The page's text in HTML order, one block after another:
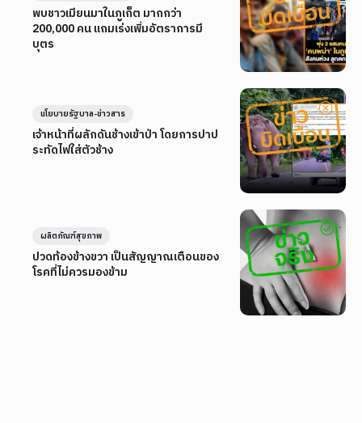
พบชาวเมียนมาในภูเก็ต มากกว่า
200,000 คน แถมเร่งเพิ่มอัตราการมี
บุตร
เจ้าหน้าที่ผลักดันช้างเข้าป่า โดยการปาป
ระทัดไฟใส่ตัวช้าง
นโยบายรัฐบาล-ข่าวสาร
ปวดท้องข้างขวา เป็นสัญญาณเตือนของ
โรคที่ไม่ควรมองข้าม
ผลิตภัณฑ์สุขภาพ